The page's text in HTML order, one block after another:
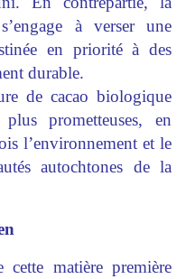
à verser une
en priorité à des
durable.
de cacao biologique
prometteuses, en
l’environnement et le
autochtones de la
matière première